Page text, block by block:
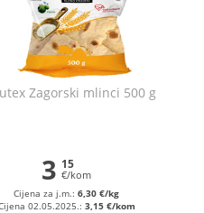
Zagorski mlinci 500 g
3 15
€/kom
Cijena za j.m.:6,30 €/kg
02.05.2025.: 3,15 €/kom